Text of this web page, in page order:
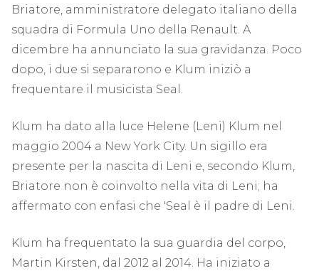
Briatore, amministratore delegato italiano della
squadra di Formula Uno della Renault. A
dicembre ha annunciato la sua gravidanza. Poco
dopo, i due si separarono e Klum iniziò a
frequentare il musicista Seal.
Klum ha dato alla luce Helene (Leni) Klum nel
maggio 2004 a New York City. Un sigillo era
presente per la nascita di Leni e, secondo Klum,
Briatore non è coinvolto nella vita di Leni; ha
affermato con enfasi che 'Seal è il padre di Leni.
Klum ha frequentato la sua guardia del corpo,
Martin Kirsten, dal 2012 al 2014. Ha iniziato a